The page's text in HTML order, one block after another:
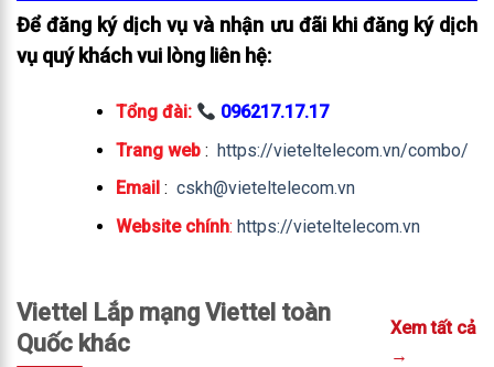
Để đăng ký dịch vụ và nhận ưu đãi khi đăng ký dịch
vụ quý khách vui lòng liên hệ:
Tổng đài:
096217.17.17
Trang web: https://vieteltelecom.vn/combo/
Email : cskh@vieteltelecom.vn
Website chính: https://vieteltelecom.vn
Viettel Lắp mạng Viettel toàn
Quốc khác
Xem tất cả
→